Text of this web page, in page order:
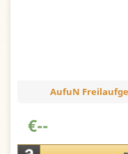
AufuN
€--